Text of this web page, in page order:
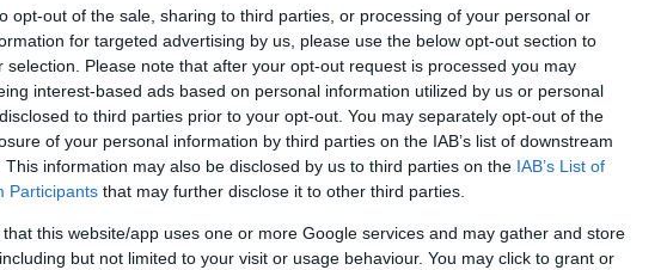
opt-out of the sale, sharing to third parties, or processing of your personal or
for targeted advertising by us, please use the below opt-out section to
selection. Please note that after your opt-out request is processed you may
interest-based ads based on personal information utilized by us or personal
to third parties prior to your opt-out. You may separately opt-out of the
of your personal information by third parties on the IAB’s list of downstream
This information may also be disclosed by us to third parties on the IAB’s List of
Participants that may further disclose it to other third parties.
that this website/app uses one or more Google services and may gather and store
but not limited to your visit or usage behaviour. You may click to grant or
συγκρατήσει, απάντησε το σπουργίτι.